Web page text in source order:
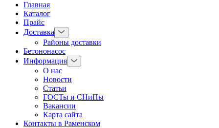
Главная
Каталог
Прайс
Доставка
Районы доставки
Бетононасос
Информация
О нас
Новости
Статьи
ГОСТы и СНиПы
Вакансии
Карта сайта
Контакты в Раменском